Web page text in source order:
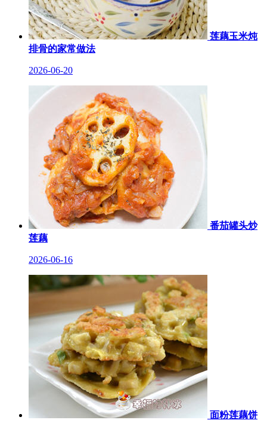
莲藕玉米炖
排骨的家常做法
2026-06-20
番茄罐头炒
莲藕
2026-06-16
面粉莲藕饼